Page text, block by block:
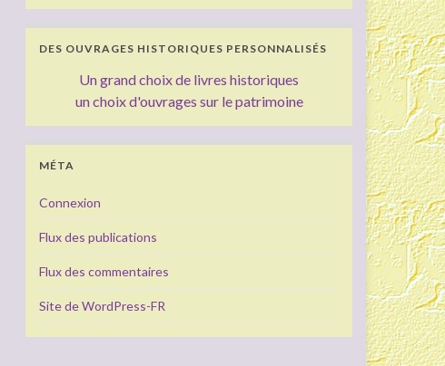
DES OUVRAGES HISTORIQUES PERSONNALISÉS
Un grand choix de livres historiques
un choix d'ouvrages sur le patrimoine
MÉTA
Connexion
Flux des publications
Flux des commentaires
Site de WordPress-FR